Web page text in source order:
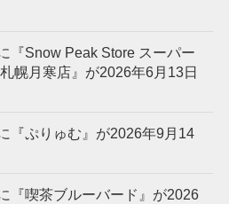
『Snow Peak Store スーパー
幌月寒店』が2026年6月13日
『ぷりゅむ』が2026年9月14
『喫茶ブルーバード』が2026